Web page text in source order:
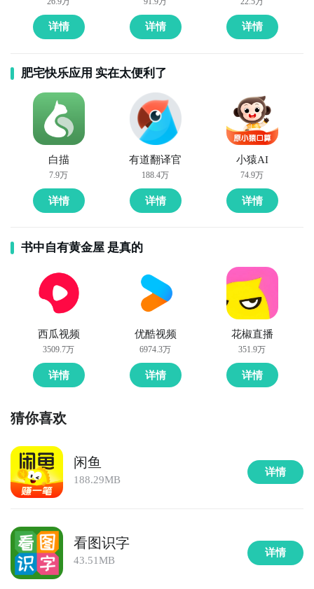
的社交APP。用户可以在这里匿名记录自己的秘密、心
情或生活琐事，与其他用户分享并互动。
10. 《心灵驿站》：心灵驿站是一个通讯社交APP，用
用提供了隐私保护措施，让用户可以自由地倾诉和交
详情 详情 详情
肥宅快乐应用 实在太便利了
白描
7.9万
详情
有道翻译官
188.4万
详情
小猿AI
74.9万
详情
书中自有黄金屋 是真的
西瓜视频
3509.7万
详情
优酷视频
6974.3万
详情
花椒直播
351.9万
详情
猜你喜欢
闲鱼
188.29MB
详情
看图识字
43.51MB
详情